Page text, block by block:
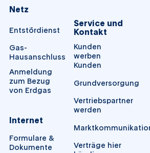
Netz
Entstördienst
Gas-
Hausanschluss
Anmeldung
zum Bezug
von Erdgas
Internet
Formulare &
Dokumente
Service und
Kontakt
Kunden
werben
Kunden
Grundversorgung
Vertriebspartner
werden
Verträge hier